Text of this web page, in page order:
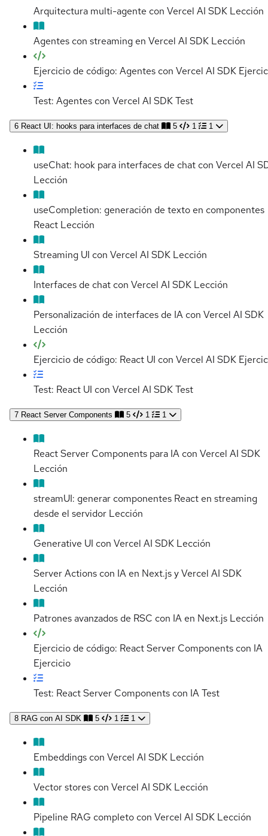
Arquitectura multi-agente con Vercel AI SDK Lección
Agentes con streaming en Vercel AI SDK Lección
Ejercicio de código: Agentes con Vercel AI SDK
Test: Agentes con Vercel AI SDKTest
6 React UI: hooks para interfaces de chat 5 1 1
useChat: hook para interfaces de chat con Vercel AI
Lección
useCompletion: generación de texto en componentes
React Lección
Streaming UI con Vercel AI SDK Lección
Interfaces de chat con Vercel AI SDK Lección
Personalización de interfaces de IA con Vercel AI SDK
Lección
Ejercicio de código: React UI con Vercel AI SDK
Test: React UI con Vercel AI SDKTest
7 React Server Components 5 1 1
React Server Components para IA con Vercel AI SDK
Lección
streamUI: generar componentes React en streaming
desde el servidor Lección
Generative UI con Vercel AI SDK Lección
Server Actions con IA en Next.js y Vercel AI SDK
Lección
Patrones avanzados de RSC con IA en Next.js Lección
Ejercicio de código: React Server Components con IA
Ejercicio
Test: React Server Components con IATest
8 RAG con AI SDK 5 1 1
Embeddings con Vercel AI SDK Lección
Vector stores con Vercel AI SDK Lección
Pipeline RAG completo con Vercel AI SDK Lección